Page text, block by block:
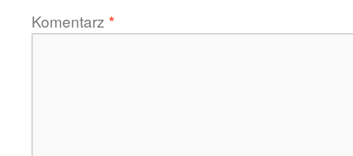
Komentarz *